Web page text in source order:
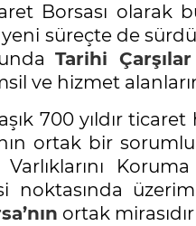
Borsası olarak
süreçte de
Tarihi Çarşılar
ve hizmet
700 yıldır
ortak bir
noktasında
ortak